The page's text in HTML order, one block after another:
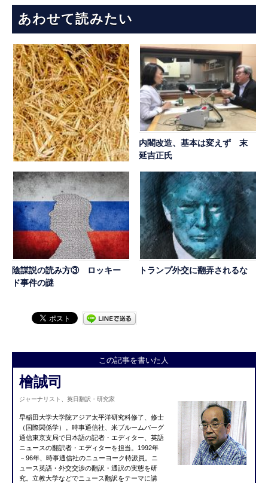
あわせて読みたい
「ニクソン許すまじ」 しぶ
とい欧州の左翼 その３
内閣改造、基本は変えず 末
延吉正氏
陰謀説の読み方③ ロッキー
ド事件の謎
トランプ外交に翻弄されるな
この記事を書いた人
檜誠司
ジャーナリスト、英日翻訳・研究家
早稲田大学大学院アジア太平洋研究科修了、修士
（国際関係学）。時事通信社、米ブルームバーグ
通信東京支局で日本語の記者・エディター、英語
ニュースの翻訳者・エディターを担当。1992年
－96年、時事通信社のニューヨーク特派員。ニ
ュース英語・外交交渉の翻訳・通訳の実態を研
究。立教大学などでニュース翻訳をテーマに講